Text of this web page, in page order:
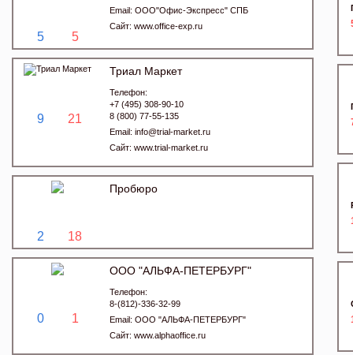
5 5
Email: ООО"Офис-Экспресс" СПБ
Сайт: www.office-exp.ru
9 21
Триал Маркет
Телефон:
+7 (495) 308-90-10
8 (800) 77-55-135
Email: info@trial-market.ru
Сайт: www.trial-market.ru
2 18
Пробюро
0 1
ООО "АЛЬФА-ПЕТЕРБУРГ"
Телефон:
8-(812)-336-32-99
Email: ООО "АЛЬФА-ПЕТЕРБУРГ"
Сайт: www.alphaoffice.ru